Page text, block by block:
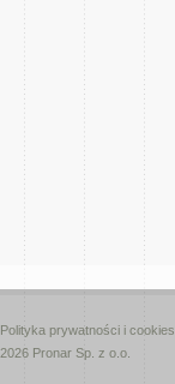
Polityka prywatności i cookies
2026 Pronar Sp. z o.o.